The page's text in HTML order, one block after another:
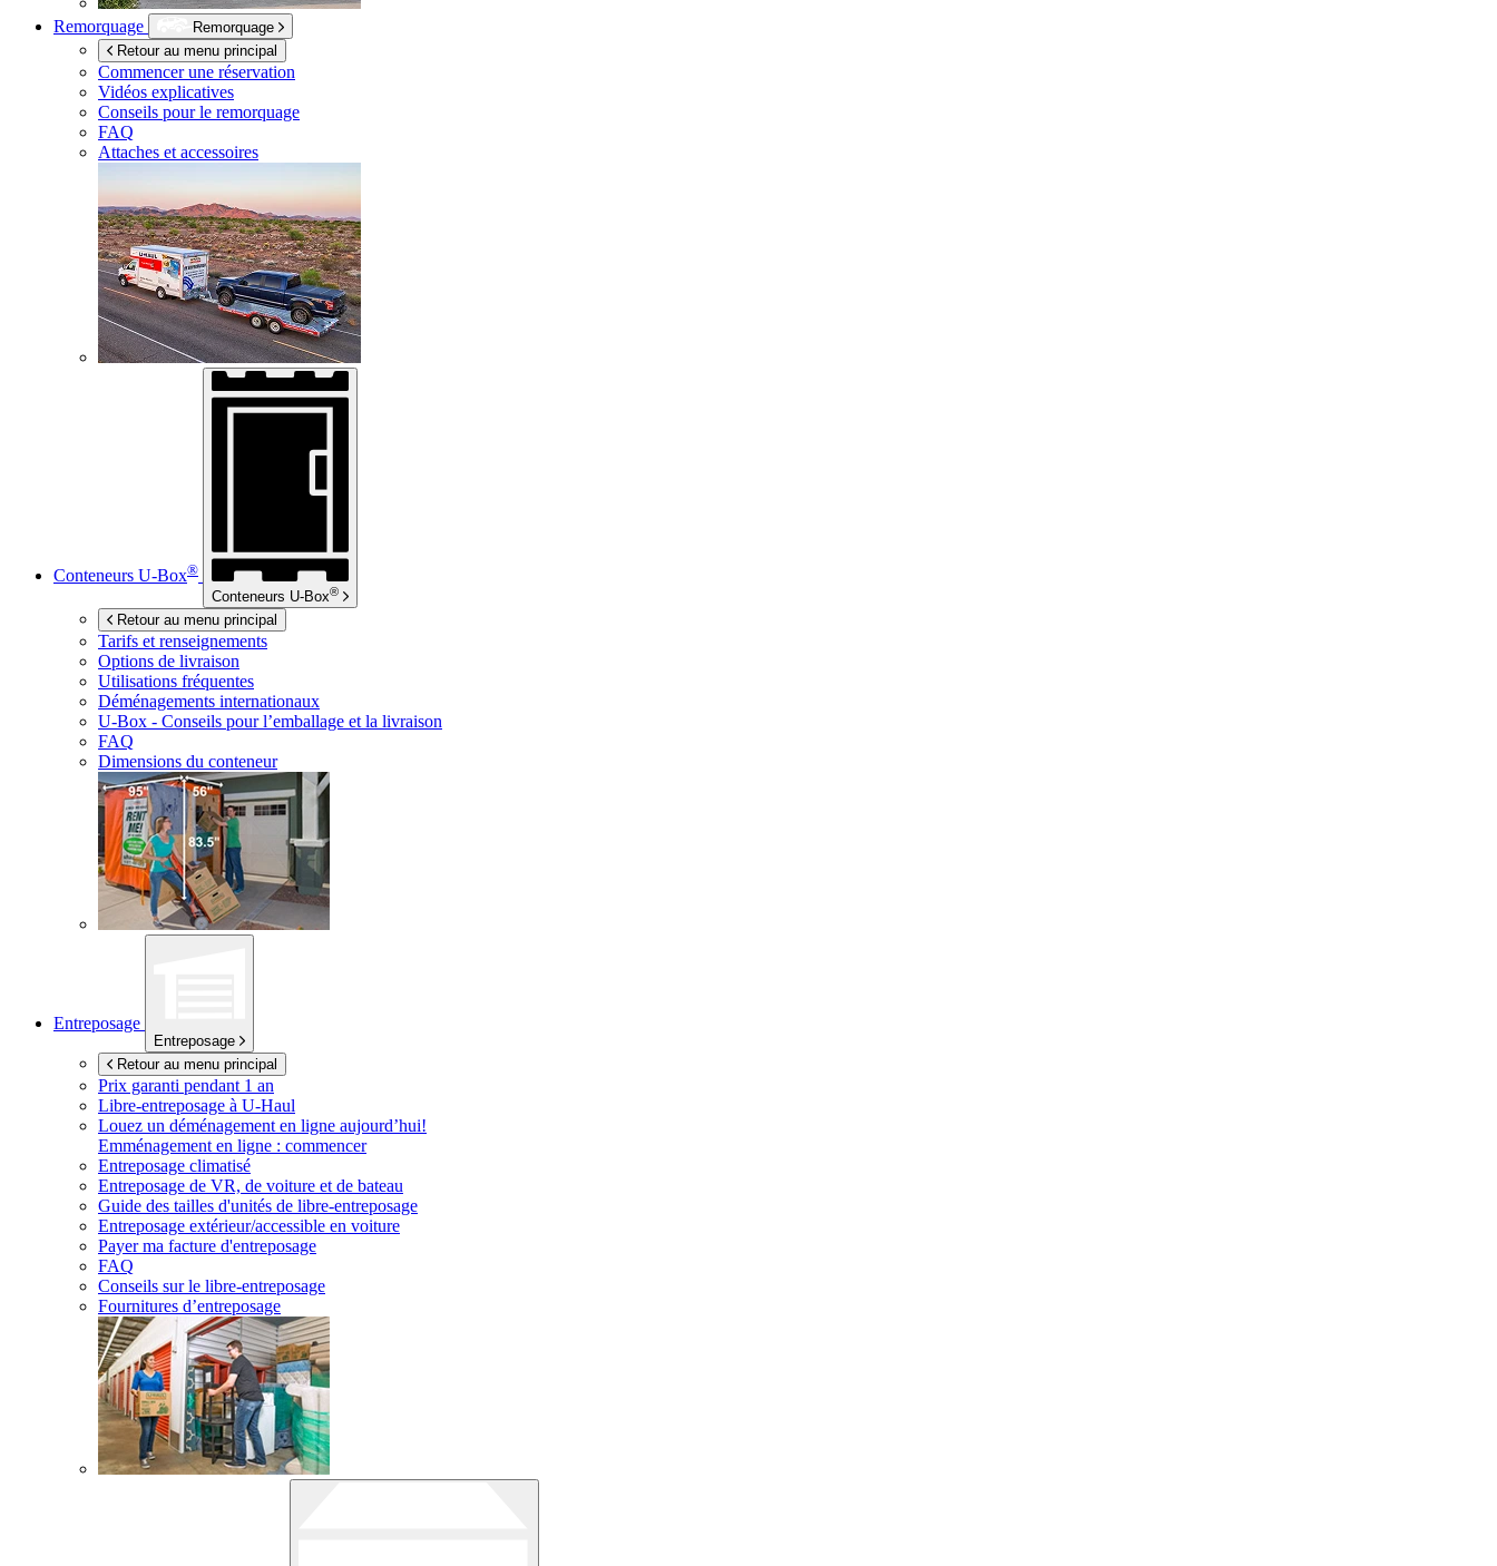
Remorquage
Remorquage
Retour au menu principal
Commencer une réservation
Vidéos explicatives
Conseils pour le remorquage
FAQ
Attaches et accessoires
Conteneurs U-Box®
Conteneurs U-Box®
Retour au menu principal
Tarifs et renseignements
Options de livraison
Utilisations fréquentes
Déménagements internationaux
U-Box - Conseils pour l’emballage et la livraison
FAQ
Dimensions du conteneur
Entreposage
Entreposage
Retour au menu principal
Prix garanti pendant 1 an
Libre-entreposage à U-Haul
Louez un déménagement en ligne aujourd’hui!
Emménagement en ligne : commencer
Entreposage climatisé
Entreposage de VR, de voiture et de bateau
Guide des tailles d'unités de libre-entreposage
Entreposage extérieur/accessible en voiture
Payer ma facture d'entreposage
FAQ
Conseils sur le libre-entreposage
Fournitures d’entreposage